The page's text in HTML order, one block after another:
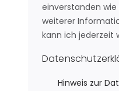
einverstanden
weiterer
kann ich jederzeit
Hinweis zur